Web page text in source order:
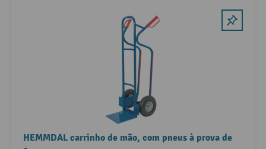
HEMMDAL carrinho de mão, com pneus à prova de